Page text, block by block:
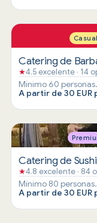
Casual
Catering de
★4.5 excelente · 14
Mínimo 60 personas.
A partir de 30 EUR
Catering de
★4.8 excelente · 84
Mínimo 80 personas.
A partir de 30 EUR